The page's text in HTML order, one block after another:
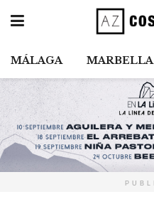
MÁLAGA MARBELLA